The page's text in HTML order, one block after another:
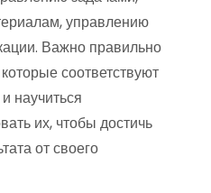
управлению
Важно правильно
соответствуют
научиться
их, чтобы достичь
от своего